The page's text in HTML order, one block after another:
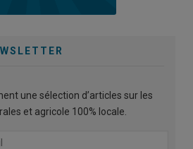
une sélection d’articles sur les
et agricole 100% locale.